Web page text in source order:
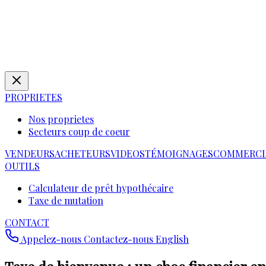
PROPRIETES
Nos proprietes
Secteurs coup de coeur
VENDEURSACHETEURSVIDEOSTÉMOIGNAGES
OUTILS
Calculateur de prêt hypothécaire
Taxe de mutation
CONTACT
Appelez-nous Contactez-nousEnglish